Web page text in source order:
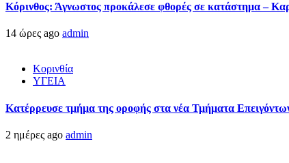
Κόρινθος: Άγνωστος προκάλεσε φθορές σε κατάστημα –
14 ώρες ago admin
Κορινθία
ΥΓΕΙΑ
Kατέρρευσε τμήμα της οροφής στα νέα Τμήματα
2 ημέρες ago admin